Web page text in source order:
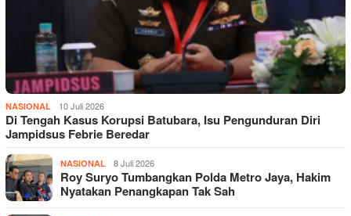
NASIONAL 10 Juli 2026
Di Tengah Kasus Korupsi Batubara, Isu Pengunduran Diri
Jampidsus Febrie Beredar
NASIONAL 8 Juli 2026
Roy Suryo Tumbangkan Polda Metro Jaya, Hakim
Nyatakan Penangkapan Tak Sah